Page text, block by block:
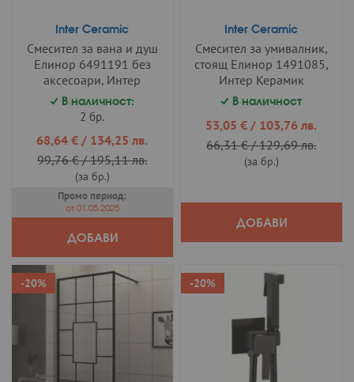
Inter Ceramic
Смесител за вана и душ
Елинор 6491191 без
аксесоари, Интер
Керамик
В наличност:
2 бр.
Промо
цена
68,64 € / 134,25 лв.
99,76 €/195,11 лв.
(за бр.)
Промо период:
от 01.05.2025
ДОБАВИ
Inter Ceramic
Смесител за умивалник,
стоящ Елинор 1491085,
Интер Керамик
В наличност
Промо
цена
53,05 € / 103,76 лв.
66,31 €/129,69 лв.
(за бр.)
ДОБАВИ
-20% -20%